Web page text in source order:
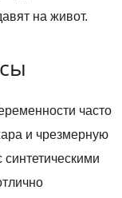
на живот.
часто
и чрезмерную